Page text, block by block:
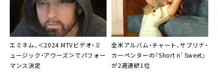
エミネム、＜2024 MTVビデオ・ミ
ュージック・アワーズ＞でパフォー
マンス決定
全米アルバム・チャート、サブリナ・
カーペンターの『Short n’ Sweet』
が2週連続1位